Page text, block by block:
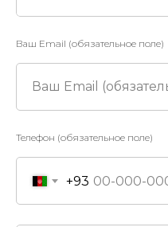
Ваш Email (обязательное поле)
Ваш Email
Телефон (обязательное поле)
+93